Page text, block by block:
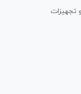
و تجهیزات